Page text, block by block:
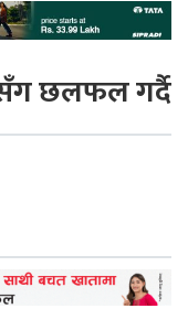
छलफल गर्दै